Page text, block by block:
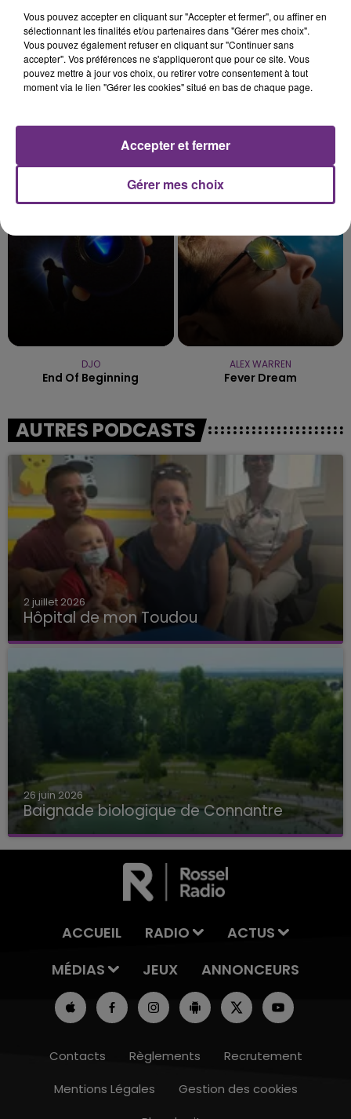
A Sky Full Of Stars Le Petit Pecheur
5h35
5h35
DJO
End Of Beginning
5h33
5h33
ALEX WARREN
Fever Dream
AUTRES PODCASTS
2 juillet 2026
Hôpital de mon Toudou
Hôpital de mon Toudou
26 juin 2026
Baignade biologique de Connantre
Baignade biologique de Connantre
ACCUEIL RADIO
ACTUS
MÉDIAS
JEUX ANNONCEURS
Contacts Règlements
Recrutement
Mentions Légales
Gestion des cookies
Vous pouvez accepter en cliquant sur "Accepter et fermer", ou affiner en
sélectionnant les finalités et/ou partenaires dans "Gérer mes choix".
Vous pouvez également refuser en cliquant sur "Continuer sans
accepter". Vos préférences ne s'appliqueront que pour ce site. Vous
pouvez mettre à jour vos choix, ou retirer votre consentement à tout
moment via le lien "Gérer les cookies" situé en bas de chaque page.
Gérer mes choix
Accepter et fermer